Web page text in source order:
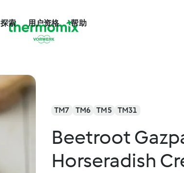
探索 用户资格 帮助
TM7 TM6 TM5 TM31
Beetroot
Horseradish